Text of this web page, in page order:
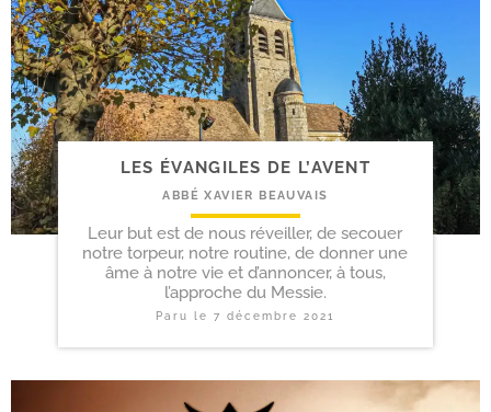
LES ÉVANGILES DE L’AVENT
ABBÉ XAVIER BEAUVAIS
Leur but est de nous réveiller, de secouer
notre torpeur, notre routine, de donner une
âme à notre vie et d’annoncer, à tous,
l’approche du Messie.
Paru le 7 décembre 2021